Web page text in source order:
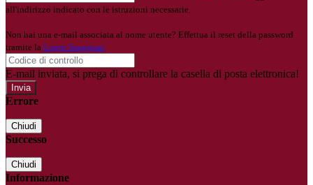
all'indirizzo indicato con le istruzioni necessarie.
Non hai una e-mail associata al nome utente? Effettua il reset della password
tramite la Login Spaggiari
E-mail inviata, si prega di controllare la casella di posta elettronica!
Errore
Chiudi
Successo
Chiudi
Informazione